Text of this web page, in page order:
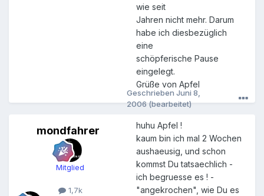
wie seit
Jahren nicht mehr. Darum
habe ich diesbezüglich
eine
schöpferische Pause
eingelegt.
Grüße von Apfel
m
o
n
mondfahrer
Mitglied
1,7k
Geschrieben Juni 8,
2006(bearbeitet)
huhu Apfel !
kaum bin ich mal 2 Wochen
aushaeusig, und schon
kommst Du tatsaechlich -
ich begruesse es ! -
"angekrochen", wie Du es